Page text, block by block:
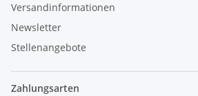
Versandinformationen
Newsletter
Stellenangebote
Zahlungsarten